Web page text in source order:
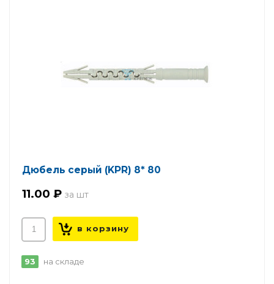
Дюбель серый (KPR) 8* 80
11.00 ₽
93 на складе